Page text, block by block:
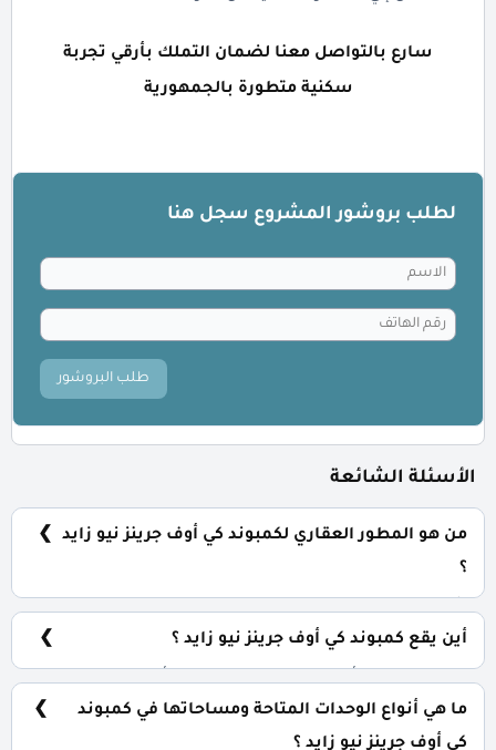
سارع بالتواصل معنا لضمان التملك بأرقي تجربة
سكنية متطورة بالجمهورية
لطلب بروشور المشروع سجل هنا
طلب البروشور
الأسئلة الشائعة
من هو المطور العقاري لكمبوند كي أوف جرينز نيو زايد
؟
أين يقع كمبوند كي أوف جرينز نيو زايد ؟
سفنكس الدولي مباشرةً.
ما هي أنواع الوحدات المتاحة ومساحاتها في كمبوند
كي أوف جرينز نيو زايد ؟